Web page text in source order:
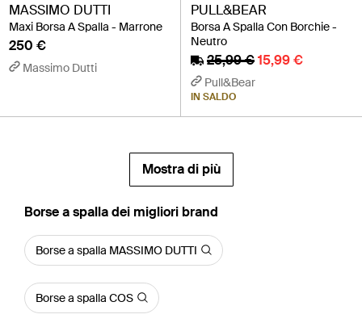
MASSIMO DUTTI
Maxi Borsa A Spalla - Marrone
250 €
Massimo Dutti
PULL&BEAR
Borsa A Spalla Con Borchie -
Neutro
25,99 €15,99 €
Pull&Bear
IN SALDO
Mostra di più
‪Borse a spalla‬ dei migliori brand
Borse a spalla MASSIMO DUTTI
Borse a spalla COS